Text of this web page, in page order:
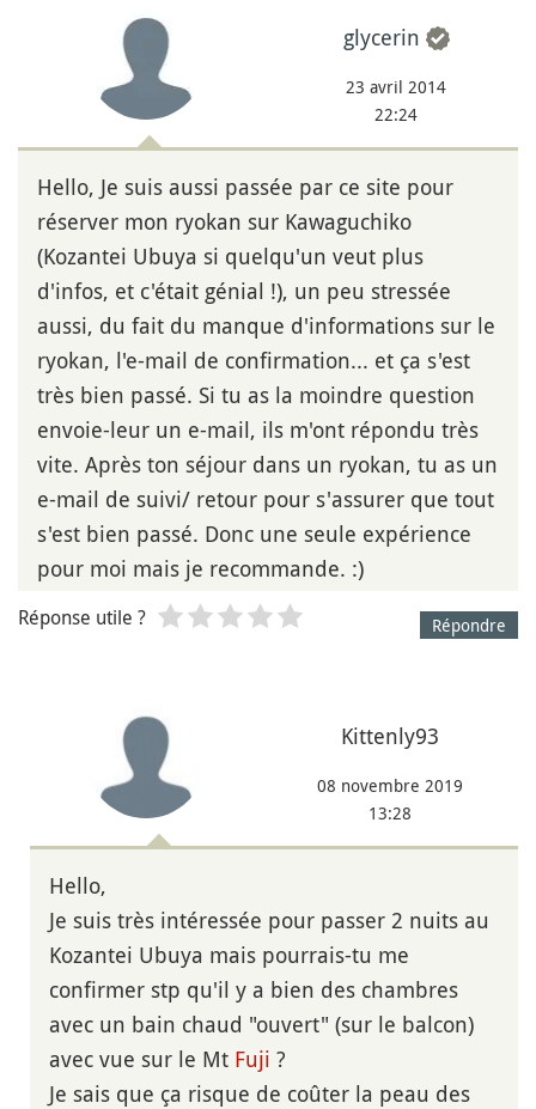
glycerin
23 avril 2014
22:24
Hello, Je suis aussi passée par ce site pour
réserver mon ryokan sur Kawaguchiko
(Kozantei Ubuya si quelqu'un veut plus
d'infos, et c'était génial !), un peu stressée
aussi, du fait du manque d'informations sur le
ryokan, l'e-mail de confirmation... et ça s'est
très bien passé. Si tu as la moindre question
envoie-leur un e-mail, ils m'ont répondu très
vite. Après ton séjour dans un ryokan, tu as un
e-mail de suivi/ retour pour s'assurer que tout
s'est bien passé. Donc une seule expérience
pour moi mais je recommande. :)
Répondre
Réponse utile ?
Kittenly93
08 novembre 2019
13:28
Hello,
Je suis très intéressée pour passer 2 nuits au
Kozantei Ubuya mais pourrais-tu me
confirmer stp qu'il y a bien des chambres
avec un bain chaud "ouvert" (sur le balcon)
avec vue sur le Mt Fuji ?
Je sais que ça risque de coûter la peau des